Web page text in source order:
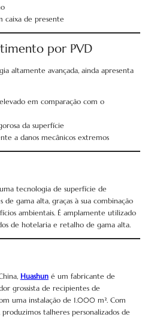
caixa de presente
por PVD
altamente avançada, ainda apresenta
em comparação com o
da superfície
a danos mecânicos extremos
tecnologia de superfície de
gama alta, graças à sua combinação
ambientais. É amplamente utilizado
de hotelaria e retalho de gama alta.
Huashuné um fabricante de
grossista de recipientes de
uma instalação de 1.000 m². Com
talheres personalizados de